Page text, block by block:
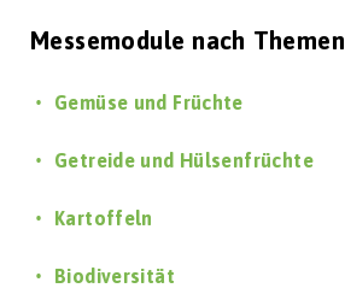
Messemodule nach Themen
Gemüse und Früchte
Getreide und Hülsenfrüchte
Kartoffeln
Biodiversität